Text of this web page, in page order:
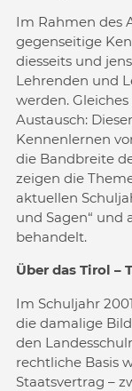
Im Rahmen des
gegenseitige
diesseits und
Lehrenden und
werden.
Austausch:
Kennenlernen
die Bandbreite
zeigen die
aktuellen
und Sagen“ und
behandelt.
Über das Tirol –
Im Schuljahr
die damalige
den
rechtliche Basis
Staatsvertrag –